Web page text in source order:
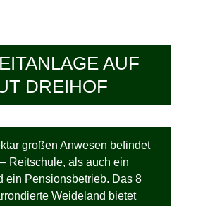
AUF
DREIHOF
großen Anwesen befindet
Reitschule, als auch ein
ein Pensionsbetrieb. Das 8
Weideland bietet